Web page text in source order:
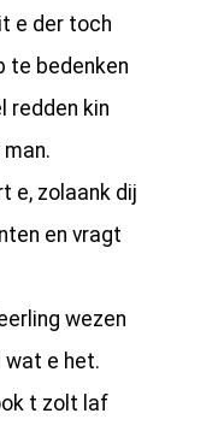
e der toch
te bedenken
redden kin
e, zolaank dij
en vragt
wezen
wat e het.
t zolt laf